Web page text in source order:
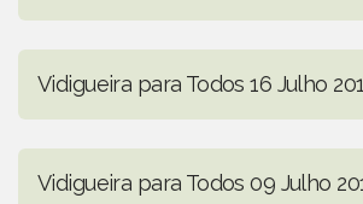
Vidigueira para Todos 16 Julho
Vidigueira para Todos 09 Julho